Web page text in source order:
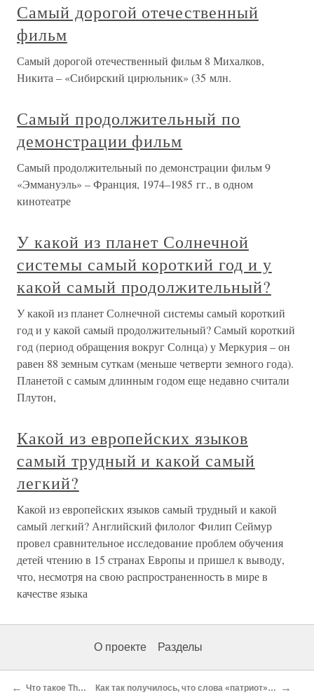
Самый дорогой отечественный
фильм
Самый дорогой отечественный фильм 8 Михалков,
Никита – «Сибирский цирюльник» (35 млн.
Самый продолжительный по
демонстрации фильм
Самый продолжительный по демонстрации фильм 9
«Эммануэль» – Франция, 1974–1985 гг., в одном
кинотеатре
У какой из планет Солнечной
системы самый короткий год и у
какой самый продолжительный?
У какой из планет Солнечной системы самый короткий
год и у какой самый продолжительный? Самый короткий
год (период обращения вокруг Солнца) у Меркурия – он
равен 88 земным суткам (меньше четверти земного года).
Планетой с самым длинным годом еще недавно считали
Плутон,
Какой из европейских языков
самый трудный и какой самый
легкий?
Какой из европейских языков самый трудный и какой
самый легкий? Английский филолог Филип Сеймур
провел сравнительное исследование проблем обучения
детей чтению в 15 странах Европы и пришел к выводу,
что, несмотря на свою распространенность в мире в
качестве языка
О проекте Разделы
← Что такое TheQuestion.ru? Как так получилось, что слова «патриот» и «либерал» стали антонимами? →